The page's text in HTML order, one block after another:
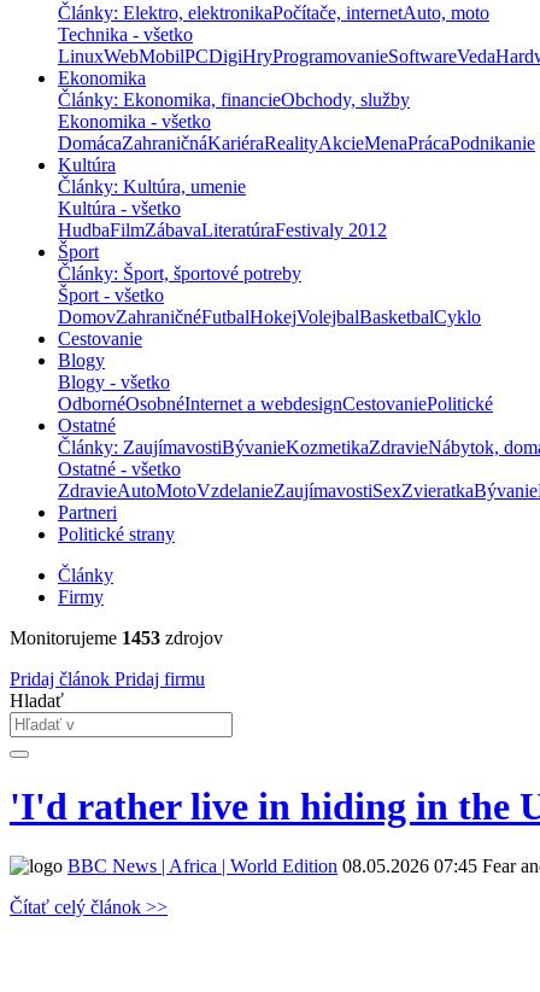
Články: Elektro, elektronikaPočítače, internetAuto, moto
Technika - všetko
LinuxWebMobilPCDigiHryProgramovanieSoftwareVeda
Ekonomika
Články: Ekonomika, financieObchody, služby
Ekonomika - všetko
DomácaZahraničnáKariéraRealityAkcieMenaPrácaPodnikanie
Kultúra
Články: Kultúra, umenie
Kultúra - všetko
HudbaFilmZábavaLiteratúraFestivaly 2012
Šport
Články: Šport, športové potreby
Šport - všetko
DomovZahraničnéFutbalHokejVolejbalBasketbalCyklo
Cestovanie
Blogy
Blogy - všetko
OdbornéOsobnéInternet a webdesignCestovaniePolitické
Ostatné
Články: ZaujímavostiBývanieKozmetikaZdravieNábytok,
Ostatné - všetko
ZdravieAutoMotoVzdelanieZaujímavostiSexZvieratkaBývanie
Partneri
Politické strany
Články
Firmy
Monitorujeme 1453 zdrojov
Pridaj článok Pridaj firmu
Hladať
'I'd rather live in hiding in the
BBC News | Africa | World Edition 08.05.2026 07:45 Fear
Čítať celý článok >>